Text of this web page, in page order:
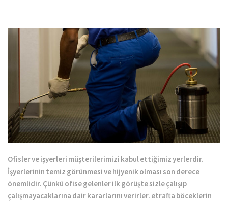
Ofisler ve işyerleri müşterilerimizi kabul ettiğimiz yerlerdir.
İşyerlerinin temiz görünmesi ve hijyenik olması son derece
önemlidir. Çünkü ofise gelenler ilk görüşte sizle çalışıp
çalışmayacaklarına dair kararlarını verirler. etrafta böceklerin